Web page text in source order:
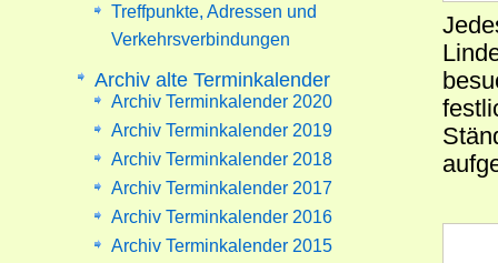
Treffpunkte, Adressen und
Verkehrsverbindungen
Archiv alte Terminkalender
Archiv Terminkalender 2020
Archiv Terminkalender 2019
Archiv Terminkalender 2018
Archiv Terminkalender 2017
Archiv Terminkalender 2016
Archiv Terminkalender 2015